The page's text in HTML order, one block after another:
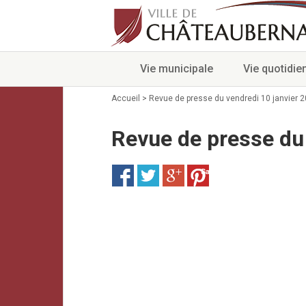
Vie municipale Vie
Accueil > Revue de presse du vendredi 10 janvier
Revue de presse
Save